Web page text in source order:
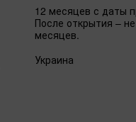
12 месяцев с даты
После открытия –
месяцев.
Украина